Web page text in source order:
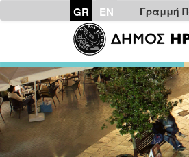
GR EN Γραμμή